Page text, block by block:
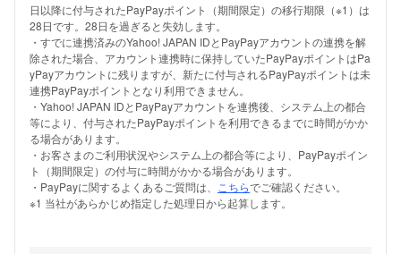
日以降に付与されたPayPayポイント（期間限定）の移行期限（※1）は
28日です。28日を過ぎると失効します。
・すでに連携済みのYahoo! JAPAN IDとPayPayアカウントの連携を解
除された場合、アカウント連携時に保持していたPayPayポイントはPa
yPayアカウントに残りますが、新たに付与されるPayPayポイントは未
連携PayPayポイントとなり利用できません。
・Yahoo! JAPAN IDとPayPayアカウントを連携後、システム上の都合
等により、付与されたPayPayポイントを利用できるまでに時間がかか
る場合があります。
・お客さまのご利用状況やシステム上の都合等により、PayPayポイン
ト（期間限定）の付与に時間がかかる場合があります。
・PayPayに関するよくあるご質問は、
こちらでご確認ください。
※1 当社があらかじめ指定した処理日から起算します。